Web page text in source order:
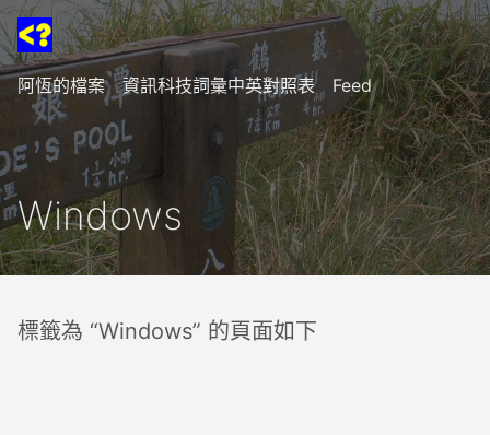
阿恆的檔案 資訊科技詞彙中英對照表 Feed
Windows
標籤為 “Windows” 的頁面如下